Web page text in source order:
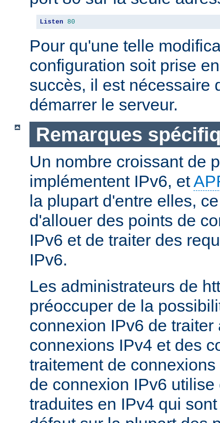
Listen 80
Pour qu'une telle
configuration soit prise
succès, il est nécessaire
démarrer le serveur.
Remarques
Un nombre croissant de
implémentent IPv6, et
la plupart d'entre elles,
d'allouer des points de
IPv6 et de traiter des
IPv6.
Les administrateurs de
préoccuper de la
connexion IPv6 de traiter
connexions IPv4 et des
traitement de
de connexion IPv6
traduites en IPv4 qui